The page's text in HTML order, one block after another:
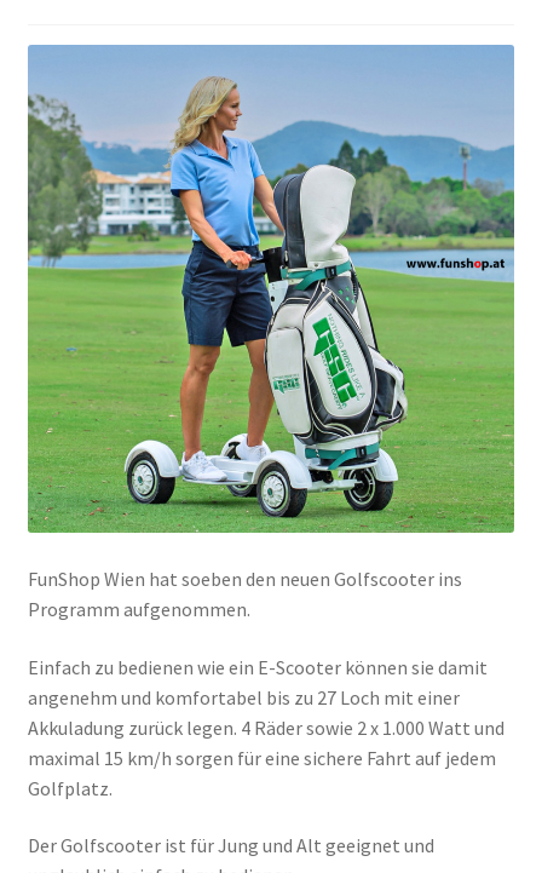
FunShop Wien hat soeben den neuen Golfscooter ins
Programm aufgenommen.
Einfach zu bedienen wie ein E-Scooter können sie damit
angenehm und komfortabel bis zu 27 Loch mit einer
Akkuladung zurück legen. 4 Räder sowie 2 x 1.000 Watt und
maximal 15 km/h sorgen für eine sichere Fahrt auf jedem
Golfplatz.
Der Golfscooter ist für Jung und Alt geeignet und